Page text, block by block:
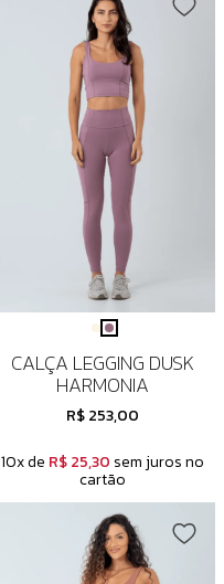
CALÇA LEGGING DUSK
HARMONIA
R$ 253,00
10x de R$ 25,30 sem juros no
cartão